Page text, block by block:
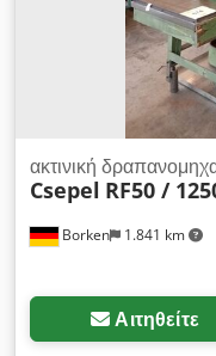
Borken 1.841 km
ακτινική
Csepel RF50 /
Αιτηθείτε